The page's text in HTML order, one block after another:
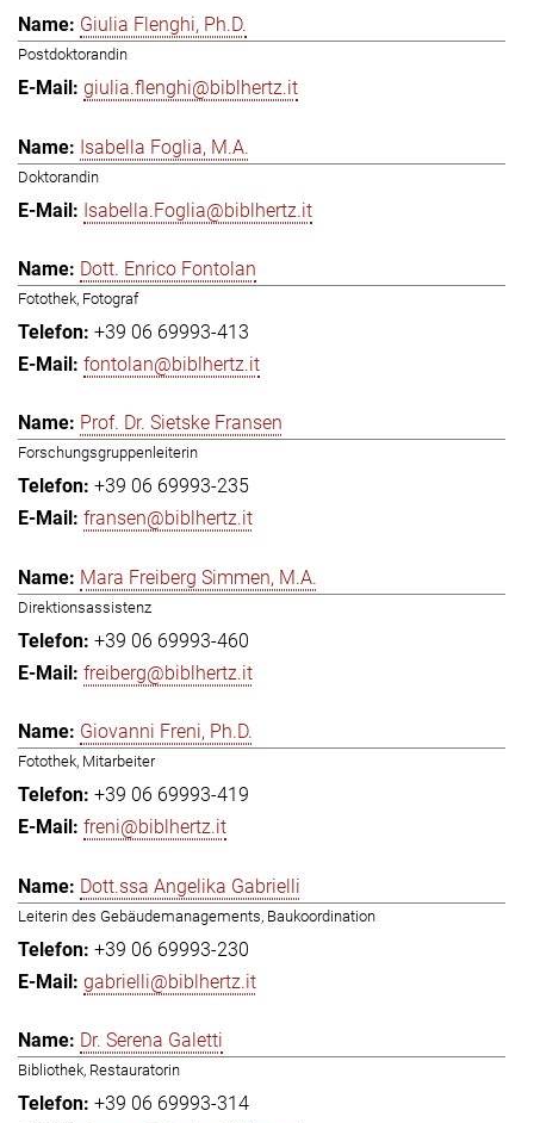
Giulia Flenghi, Ph.D.
Postdoktorandin
giulia.flenghi@biblhertz.it
Isabella Foglia, M.A.
Doktorandin
Isabella.Foglia@biblhertz.it
Dott. Enrico Fontolan
Fotothek, Fotograf
+39 06 69993-413
fontolan@biblhertz.it
Prof. Dr. Sietske Fransen
Forschungsgruppenleiterin
+39 06 69993-235
fransen@biblhertz.it
Mara Freiberg Simmen, M.A.
Direktionsassistenz
+39 06 69993-460
freiberg@biblhertz.it
Giovanni Freni, Ph.D.
Fotothek, Mitarbeiter
+39 06 69993-419
freni@biblhertz.it
Dott.ssa Angelika Gabrielli
Leiterin des Gebäudemanagements, Baukoordination
+39 06 69993-230
gabrielli@biblhertz.it
Dr. Serena Galetti
Bibliothek, Restauratorin
+39 06 69993-314